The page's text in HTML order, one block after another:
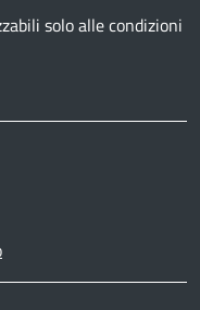
solo alle condizioni